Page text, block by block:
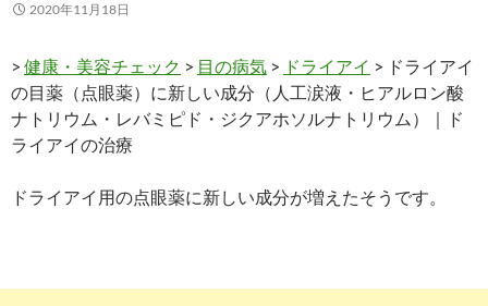
2020年11月18日
> 健康・美容チェック > 目の病気 > ドライアイ > ドライアイ
の目薬（点眼薬）に新しい成分（人工涙液・ヒアルロン酸
ナトリウム・レバミピド・ジクアホソルナトリウム）｜ド
ライアイの治療
ドライアイ用の点眼薬に新しい成分が増えたそうです。